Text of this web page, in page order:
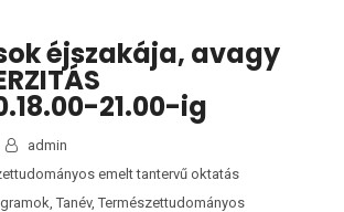
éjszakája, avagy
21.00-ig
admin
emelt tantervű oktatás
,Tanév,Természettudományos